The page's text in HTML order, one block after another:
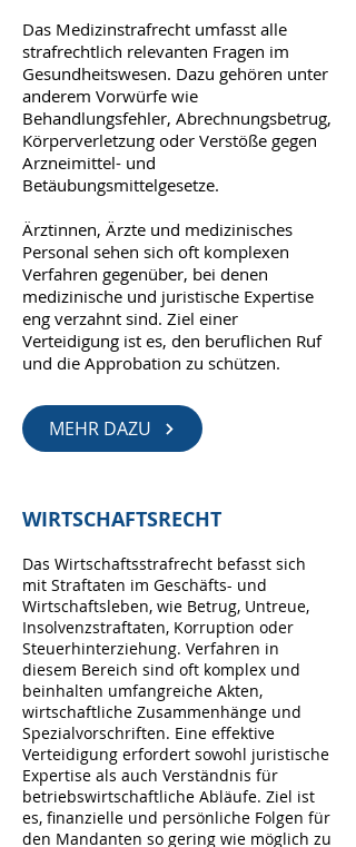
Das Medizinstrafrecht umfasst alle
strafrechtlich relevanten Fragen im
Gesundheitswesen. Dazu gehören unter
anderem Vorwürfe wie
Behandlungsfehler, Abrechnungsbetrug,
Körperverletzung oder Verstöße gegen
Arzneimittel- und
Betäubungsmittelgesetze.
Ärztinnen, Ärzte und medizinisches
Personal sehen sich oft komplexen
Verfahren gegenüber, bei denen
medizinische und juristische Expertise
eng verzahnt sind. Ziel einer
Verteidigung ist es, den beruflichen Ruf
und die Approbation zu schützen.
MEHR DAZU
WIRTSCHAFTSRECHT
Das Wirtschaftsstrafrecht befasst sich
mit Straftaten im Geschäfts- und
Wirtschaftsleben, wie Betrug, Untreue,
Insolvenzstraftaten, Korruption oder
Steuerhinterziehung. Verfahren in
diesem Bereich sind oft komplex und
beinhalten umfangreiche Akten,
wirtschaftliche Zusammenhänge und
Spezialvorschriften. Eine effektive
Verteidigung erfordert sowohl juristische
Expertise als auch Verständnis für
betriebswirtschaftliche Abläufe. Ziel ist
es, finanzielle und persönliche Folgen für
den Mandanten so gering wie möglich zu